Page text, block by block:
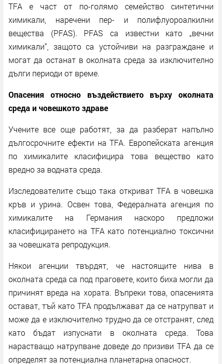
TFA е част от по-голямо семейство синтетични
химикали, наречени пер- и полифлуороалкилни
вещества (PFAS). PFAS са известни като „вечни
химикали“, защото са устойчиви на разграждане и
могат да останат в околната среда за изключително
дълги периоди от време.
Опасения относно въздействието върху околната
среда и човешкото здраве
Учените все още работят, за да разберат напълно
дългосрочните ефекти на TFA. Европейската агенция
по химикалите класифицира това вещество като
вредно за водната среда.
Изследователите също така откриват TFA в човешка
кръв и урина. Освен това, Федералната агенция по
химикалите на Германия наскоро предложи
класифицирането на TFA като потенциално токсични
за човешката репродукция.
Някои агенции твърдят, че настоящите нива в
околната среда са под праговете, които биха могли да
причинят вреда на хората. Въпреки това, опасенията
остават, тъй като TFA продължават да се натрупват и
може да е изключително трудно да се отстранят, след
като бъдат изпуснати в околната среда. Това
нарастващо натрупване доведе до призиви TFA да се
определят за потенциална планетарна опасност.